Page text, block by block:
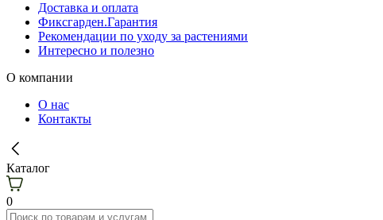
Доставка и оплата
Фиксгарден.Гарантия
Рекомендации по уходу за растениями
Интересно и полезно
О компании
О нас
Контакты
Каталог
0